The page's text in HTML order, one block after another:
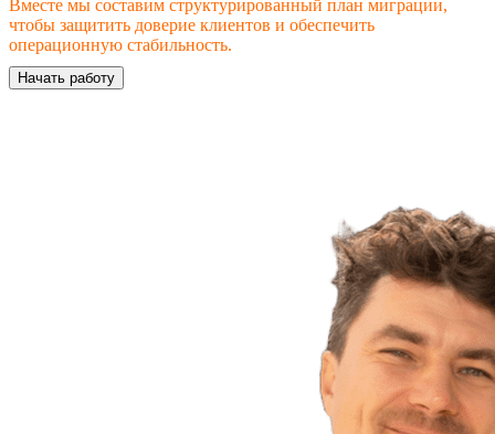
Вместе мы составим структурированный план миграции,
чтобы защитить доверие клиентов и обеспечить
операционную стабильность.
Начать работу